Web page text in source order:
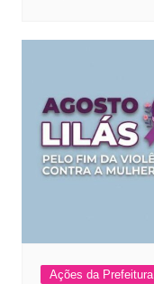
Ações da Prefeitura